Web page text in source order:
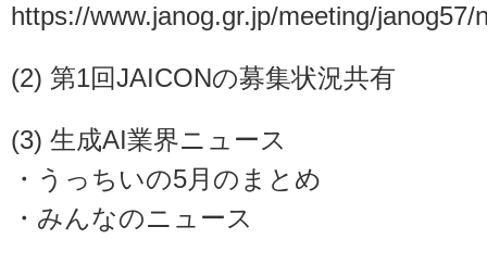
https://www.janog.gr.jp/meeting/janog57/
(2) 第1回JAICONの募集状況共有
(3) 生成AI業界ニュース
・うっちいの5月のまとめ
・みんなのニュース